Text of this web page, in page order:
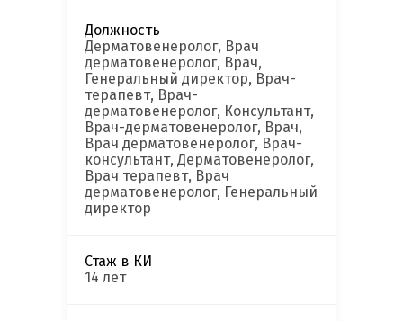
Должность
Дерматовенеролог, Врач
дерматовенеролог, Врач,
Генеральный директор, Врач-
терапевт, Врач-
дерматовенеролог, Консультант,
Врач-дерматовенеролог, Врач,
Врач дерматовенеролог, Врач-
консультант, Дерматовенеролог,
Врач терапевт, Врач
дерматовенеролог, Генеральный
директор
Стаж в КИ
14 лет